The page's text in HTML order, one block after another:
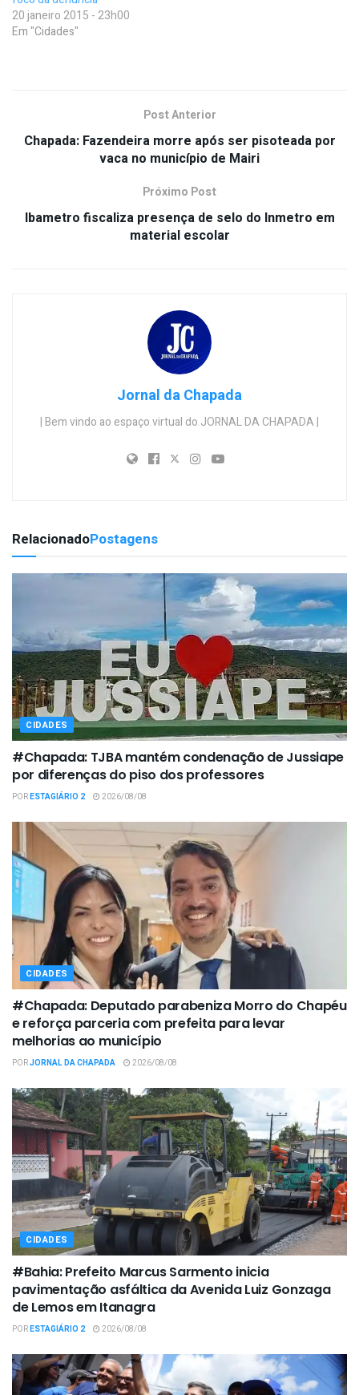
20 janeiro 2015 - 23h00
Em "Cidades"
Post Anterior
Chapada: Fazendeira morre após ser pisoteada por
vaca no município de Mairi
Próximo Post
Ibametro fiscaliza presença de selo do Inmetro em
material escolar
Jornal da Chapada
| Bem vindo ao espaço virtual do JORNAL DA CHAPADA |
RelacionadoPostagens
CIDADES
#Chapada: TJBA mantém condenação de Jussiape
por diferenças do piso dos professores
PORESTAGIÁRIO 2 2026/08/08
CIDADES
#Chapada: Deputado parabeniza Morro do Chapéu
e reforça parceria com prefeita para levar
melhorias ao município
PORJORNAL DA CHAPADA 2026/08/08
CIDADES
#Bahia: Prefeito Marcus Sarmento inicia
pavimentação asfáltica da Avenida Luiz Gonzaga
de Lemos em Itanagra
PORESTAGIÁRIO 2 2026/08/08